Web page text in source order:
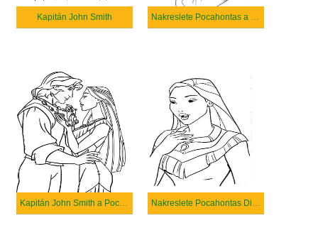
Kapitán John Smith Nakreslete Pocahontas a John Smith
Kapitán John Smith a Pocahontas Nakreslete Pocahontas Disney